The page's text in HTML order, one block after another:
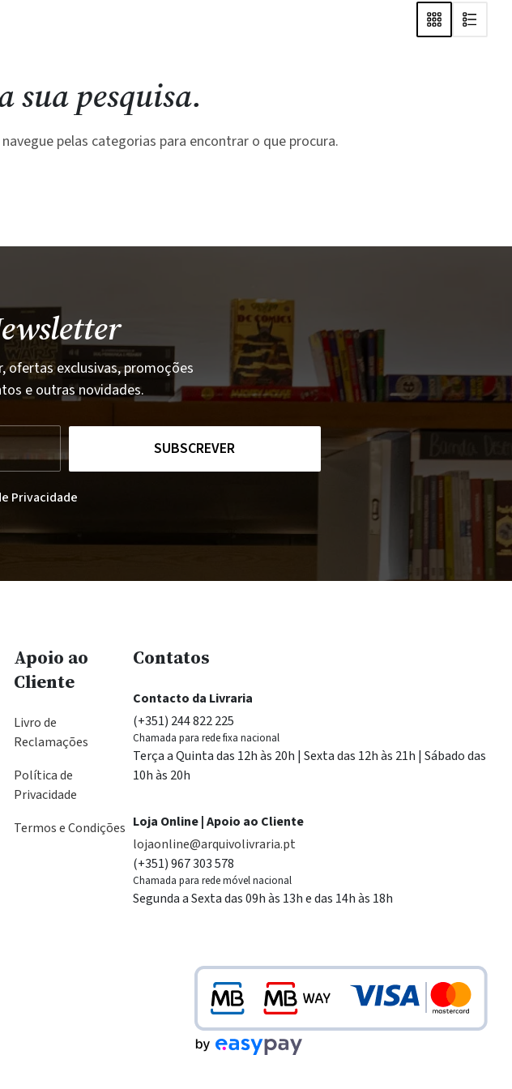
sua pesquisa.
pelas categorias para encontrar o que procura.
ofertas exclusivas, promoções
e outras novidades.
SUBSCREVER
Privacidade
Apoio ao
Cliente
Livro de
Reclamações
Política de
Privacidade
Termos e Condições
Contatos
Contacto da Livraria
(+351) 244 822 225
Chamada para rede fixa nacional
Terça a Quinta das 12h às 20h | Sexta das 12h às 21h | Sábado das
10h às 20h
Loja Online | Apoio ao Cliente
lojaonline@arquivolivraria.pt
(+351) 967 303 578
Chamada para rede móvel nacional
Segunda a Sexta das 09h às 13h e das 14h às 18h